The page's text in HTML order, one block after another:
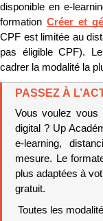
disponible en e-
formation Créer et
CPF est limitée au
pas éligible CPF).
cadrer la modalité la
PASSEZ À
Vous voulez
digital ? Up
e-learning,
mesure. Le
plus adaptées à
gratuit.
Toutes les